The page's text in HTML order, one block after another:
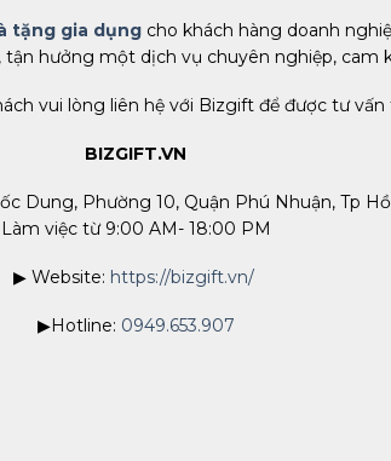
tặng gia dụng cho khách hàng doanh
hưởng một dịch vụ chuyên nghiệp, cam
vui lòng liên hệ với Bizgift để được tư
BIZGIFT.VN
Dung, Phường 10, Quận Phú Nhuận, Tp
Làm việc từ 9:00 AM- 18:00 PM
▶ Website: https://bizgift.vn/
▶Hotline: 0949.653.907